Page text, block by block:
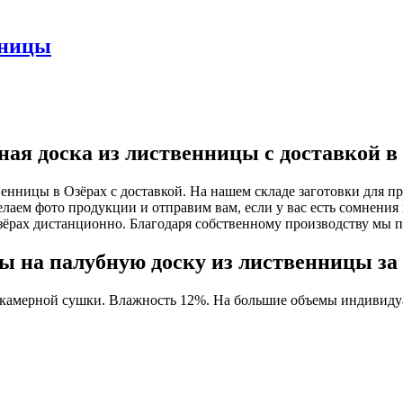
доска из лиственницы с доставкой
в Озёрах с доставкой. На нашем складе заготовки для
фото продукции и отправим вам, если у вас есть
дистанционно. Благодаря собственному производству мы
на палубную доску из лиственницы за
сушки. Влажность 12%. На большие объемы